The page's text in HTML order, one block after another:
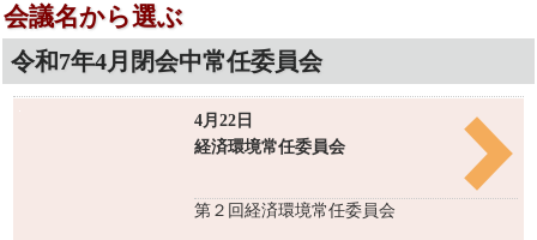
会議名から選ぶ
令和7年4月閉会中常任委員会
4月22日
経済環境常任委員会
第２回経済環境常任委員会